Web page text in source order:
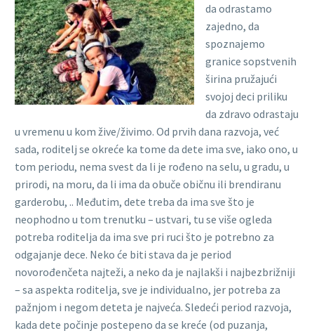
da odrastamo
zajedno, da
spoznajemo
granice sopstvenih
širina pružajući
svojoj deci priliku
da zdravo odrastaju
u vremenu u kom žive/živimo. Od prvih dana razvoja, već
sada, roditelj se okreće ka tome da dete ima sve, iako ono, u
tom periodu, nema svest da li je rođeno na selu, u gradu, u
prirodi, na moru, da li ima da obuče običnu ili brendiranu
garderobu, .. Međutim, dete treba da ima sve što je
neophodno u tom trenutku – ustvari, tu se više ogleda
potreba roditelja da ima sve pri ruci što je potrebno za
odgajanje dece. Neko će biti stava da je period
novorođenčeta najteži, a neko da je najlakši i najbezbrižniji
– sa aspekta roditelja, sve je individualno, jer potreba za
pažnjom i negom deteta je najveća. Sledeći period razvoja,
kada dete počinje postepeno da se kreće (od puzanja,